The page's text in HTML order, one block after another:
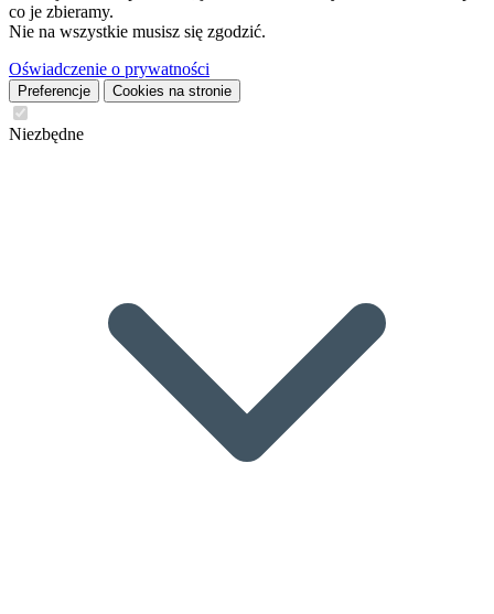
co je zbieramy.
Nie na wszystkie musisz się zgodzić.
Oświadczenie o prywatności
Preferencje Cookies na stronie
Niezbędne